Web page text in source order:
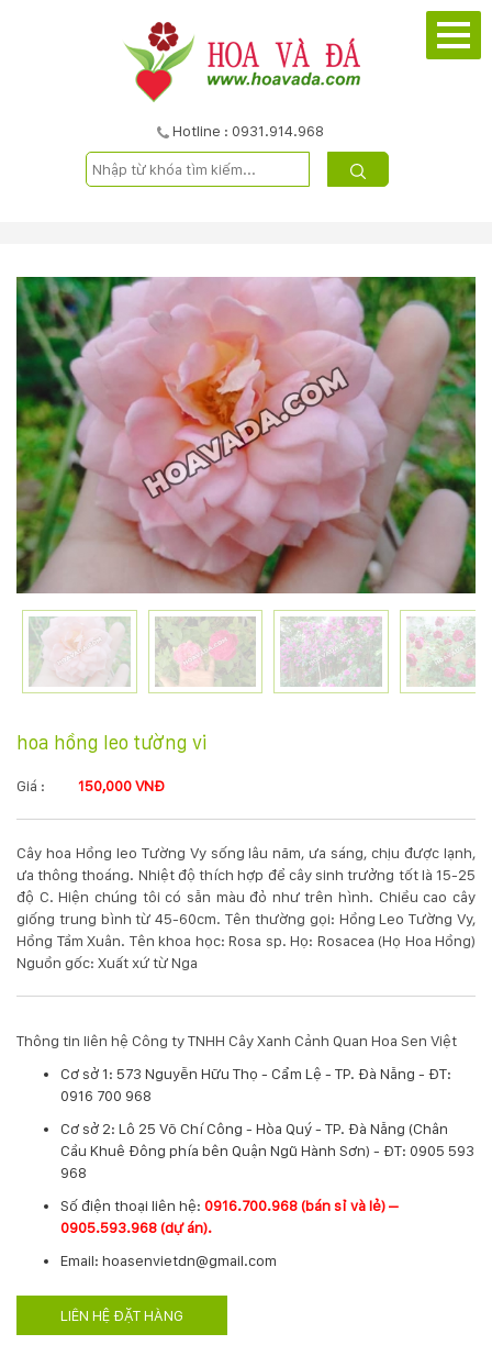
Hotline : 0931.914.968
SẢN
PHẨM
DỊCH
VỤ
KỸ
THUẬT
TRỒNG
CÂY
LIÊN
HỆ
0931.914.968
hoasenvietdn@gmail.com
Nguyễn
-
hoa hồng leo tường vi
Giá : 150,000 VNĐ
Cây hoa Hồng leo Tường Vy sống lâu năm, ưa sáng, chịu được lạnh,
ưa thông thoáng. Nhiệt độ thích hợp để cây sinh trưởng tốt là 15-25
độ C. Hiện chúng tôi có sẵn màu đỏ như trên hình. Chiều cao cây
giống trung bình từ 45-60cm. Tên thường gọi: Hồng Leo Tường Vy,
Hồng Tầm Xuân. Tên khoa học: Rosa sp. Họ: Rosacea (Họ Hoa Hồng)
Nguồn gốc: Xuất xứ từ Nga
Thông tin liên hệ Công ty TNHH Cây Xanh Cảnh Quan Hoa Sen Việt
Cơ sở 1: 573 Nguyễn Hữu Thọ - Cẩm Lệ - TP. Đà Nẵng - ĐT:
0916 700 968
Cơ sở 2: Lô 25 Võ Chí Công - Hòa Quý - TP. Đà Nẵng (Chân
Cầu Khuê Đông phía bên Quận Ngũ Hành Sơn) - ĐT: 0905 593
968
​Số điện thoại liên hệ: 0916.700.968 (bán sỉ và lẻ) –
0905.593.968 (dự án).
Email: hoasenvietdn@gmail.com
LIÊN HỆ ĐẶT HÀNG